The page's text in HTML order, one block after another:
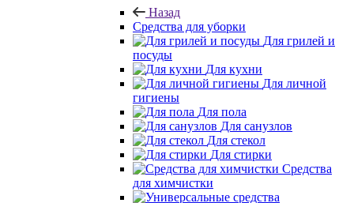
Назад
Средства для уборки
Для грилей и
посуды
Для кухни
Для личной
гигиены
Для пола
Для санузлов
Для стекол
Для стирки
Средства
для химчистки